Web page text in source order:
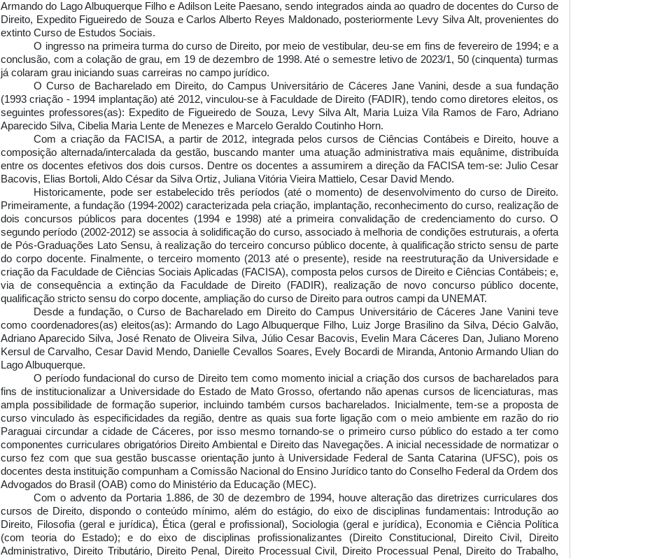
Armando do Lago Albuquerque Filho e Adilson Leite Paesano, sendo integrados ainda ao quadro de docentes do Curso de
Direito, Expedito Figueiredo de Souza e Carlos Alberto Reyes Maldonado, posteriormente Levy Silva Alt, provenientes do
extinto Curso de Estudos Sociais.
O ingresso na primeira turma do curso de Direito, por meio de vestibular, deu-se em fins de fevereiro de 1994; e a
conclusão, com a colação de grau, em 19 de dezembro de 1998. Até o semestre letivo de 2023/1, 50 (cinquenta) turmas
já colaram grau iniciando suas carreiras no campo jurídico.
O Curso de Bacharelado em Direito, do Campus Universitário de Cáceres Jane Vanini, desde a sua fundação
(1993 criação - 1994 implantação) até 2012, vinculou-se à Faculdade de Direito (FADIR), tendo como diretores eleitos, os
seguintes professores(as): Expedito de Figueiredo de Souza, Levy Silva Alt, Maria Luiza Vila Ramos de Faro, Adriano
Aparecido Silva, Cibelia Maria Lente de Menezes e Marcelo Geraldo Coutinho Horn.
Com a criação da FACISA, a partir de 2012, integrada pelos cursos de Ciências Contábeis e Direito, houve a
composição alternada/intercalada da gestão, buscando manter uma atuação administrativa mais equânime, distribuída
entre os docentes efetivos dos dois cursos. Dentre os docentes a assumirem a direção da FACISA tem-se: Julio Cesar
Bacovis, Elias Bortoli, Aldo César da Silva Ortiz, Juliana Vitória Vieira Mattielo, Cesar David Mendo.
Historicamente, pode ser estabelecido três períodos (até o momento) de desenvolvimento do curso de Direito.
Primeiramente, a fundação (1994-2002) caracterizada pela criação, implantação, reconhecimento do curso, realização de
dois concursos públicos para docentes (1994 e 1998) até a primeira convalidação de credenciamento do curso. O
segundo período (2002-2012) se associa à solidificação do curso, associado à melhoria de condições estruturais, a oferta
de Pós-Graduações Lato Sensu, à realização do terceiro concurso público docente, à qualificação stricto sensu de parte
do corpo docente. Finalmente, o terceiro momento (2013 até o presente), reside na reestruturação da Universidade e
criação da Faculdade de Ciências Sociais Aplicadas (FACISA), composta pelos cursos de Direito e Ciências Contábeis; e,
via de consequência a extinção da Faculdade de Direito (FADIR), realização de novo concurso público docente,
qualificação stricto sensu do corpo docente, ampliação do curso de Direito para outros campi da UNEMAT.
Desde a fundação, o Curso de Bacharelado em Direito do Campus Universitário de Cáceres Jane Vanini teve
como coordenadores(as) eleitos(as): Armando do Lago Albuquerque Filho, Luiz Jorge Brasilino da Silva, Décio Galvão,
Adriano Aparecido Silva, José Renato de Oliveira Silva, Júlio Cesar Bacovis, Evelin Mara Cáceres Dan, Juliano Moreno
Kersul de Carvalho, Cesar David Mendo, Danielle Cevallos Soares, Evely Bocardi de Miranda, Antonio Armando Ulian do
Lago Albuquerque.
O período fundacional do curso de Direito tem como momento inicial a criação dos cursos de bacharelados para
fins de institucionalizar a Universidade do Estado de Mato Grosso, ofertando não apenas cursos de licenciaturas, mas
ampla possibilidade de formação superior, incluindo também cursos bacharelados. Inicialmente, tem-se a proposta de
curso vinculado às especificidades da região, dentre as quais sua forte ligação com o meio ambiente em razão do rio
Paraguai circundar a cidade de Cáceres, por isso mesmo tornando-se o primeiro curso público do estado a ter como
componentes curriculares obrigatórios Direito Ambiental e Direito das Navegações. A inicial necessidade de normatizar o
curso fez com que sua gestão buscasse orientação junto à Universidade Federal de Santa Catarina (UFSC), pois os
docentes desta instituição compunham a Comissão Nacional do Ensino Jurídico tanto do Conselho Federal da Ordem dos
Advogados do Brasil (OAB) como do Ministério da Educação (MEC).
Com o advento da Portaria 1.886, de 30 de dezembro de 1994, houve alteração das diretrizes curriculares dos
cursos de Direito, dispondo o conteúdo mínimo, além do estágio, do eixo de disciplinas fundamentais: Introdução ao
Direito, Filosofia (geral e jurídica), Ética (geral e profissional), Sociologia (geral e jurídica), Economia e Ciência Política
(com teoria do Estado); e do eixo de disciplinas profissionalizantes (Direito Constitucional, Direito Civil, Direito
Administrativo, Direito Tributário, Direito Penal, Direito Processual Civil, Direito Processual Penal, Direito do Trabalho,